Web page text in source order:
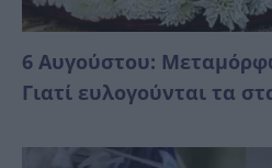
6 Αυγούστου:
Γιατί ευλογούνται τα